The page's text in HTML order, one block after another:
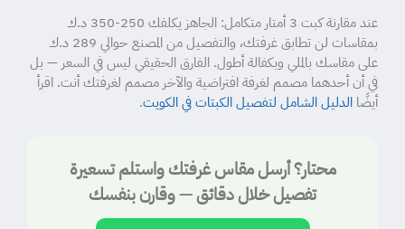
عند مقارنة كبت 3 أمتار متكامل: الجاهز يكلفك 250-350 د.ك
بمقاسات لن تطابق غرفتك، والتفصيل من المصنع حوالي 289 د.ك
على مقاسك بالملي وبكفالة أطول. الفارق الحقيقي ليس في السعر — بل
في أن أحدهما مصمم لغرفة افتراضية والآخر مصمم لغرفتك أنت. اقرأ
أيضًا الدليل الشامل لتفصيل الكبتات في الكويت.
محتار؟ أرسل مقاس غرفتك واستلم تسعيرة
تفصيل خلال دقائق — وقارن بنفسك